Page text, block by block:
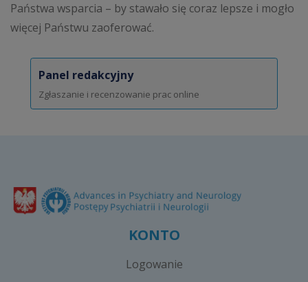
Państwa wsparcia – by stawało się coraz lepsze i mogło
więcej Państwu zaoferować.
Panel redakcyjny
Zgłaszanie i recenzowanie prac online
KONTO
Logowanie